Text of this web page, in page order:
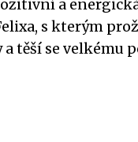
a
s kterým
těší se velkému